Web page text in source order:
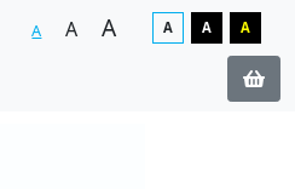
A A A A A A